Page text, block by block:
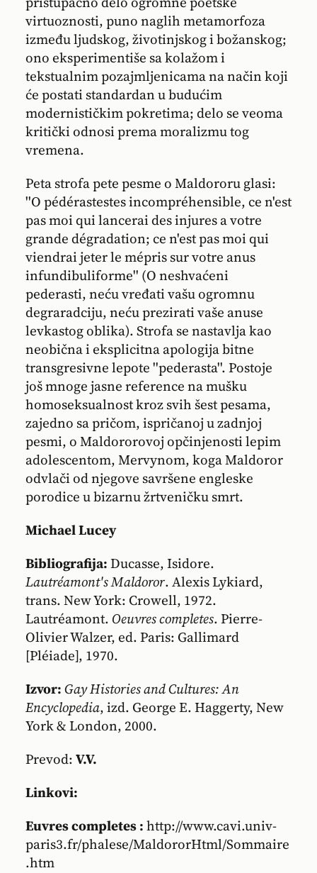
virtuoznosti, puno naglih metamorfoza
između ljudskog, životinjskog i božanskog;
ono eksperimentiše sa kolažom i
tekstualnim pozajmljenicama na način koji
će postati standardan u budućim
modernističkim pokretima; delo se veoma
kritički odnosi prema moralizmu tog
vremena.
Peta strofa pete pesme o Maldororu glasi:
''O pédérastestes incompréhensible, ce n'est
pas moi qui lancerai des injures a votre
grande dégradation; ce n'est pas moi qui
viendrai jeter le mépris sur votre anus
infundibuliforme'' (O neshvaćeni
pederasti, neću vređati vašu ogromnu
degraradciju, neću prezirati vaše anuse
levkastog oblika). Strofa se nastavlja kao
neobična i eksplicitna apologija bitne
transgresivne lepote ''pederasta''. Postoje
još mnoge jasne reference na mušku
homoseksualnost kroz svih šest pesama,
zajedno sa pričom, ispričanoj u zadnjoj
pesmi, o Maldororovoj opčinjenosti lepim
adolescentom, Mervynom, koga Maldoror
odvlači od njegove savršene engleske
porodice u bizarnu žrtveničku smrt.
Michael Lucey
Bibliografija:Ducasse, Isidore.
Lautréamont's Maldoror. Alexis Lykiard,
trans. New York: Crowell, 1972.
Lautréamont. Oeuvres completes. Pierre-
Olivier Walzer, ed. Paris: Gallimard
[Pléiade], 1970.
Izvor:Gay Histories and Cultures: An
Encyclopedia, izd. George E. Haggerty, New
York & London, 2000.
Prevod:V.V.
Linkovi:
Euvres completes :http://www.cavi.univ-
paris3.fr/phalese/MaldororHtml/Sommaire
.htm